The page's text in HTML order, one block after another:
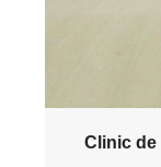
Clinic de